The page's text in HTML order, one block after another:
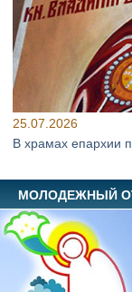
25.07.2026
В храмах епархии
МОЛОДЕЖНЫЙ